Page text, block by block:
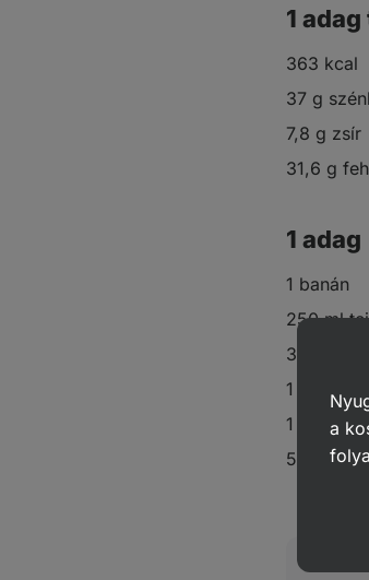
1
363 kcal
37 g
7,8 g zsír
31,6 g
1 adag
1 banán
250 ml tej
30 g
1 kanál
1
5 csepp
a